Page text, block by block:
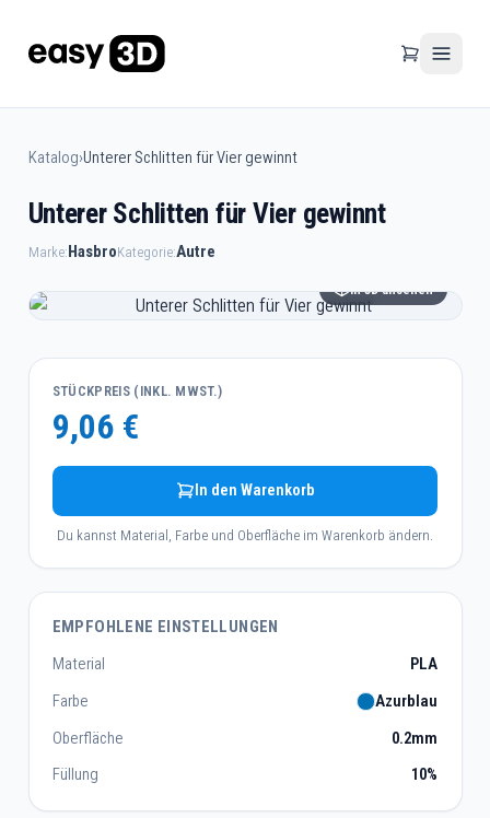
Katalog›Unterer Schlitten für Vier gewinnt
Unterer Schlitten für Vier gewinnt
Marke:HasbroKategorie:Autre
In 3D ansehen
STÜCKPREIS (INKL. MWST.)
9,06 €
In den Warenkorb
Du kannst Material, Farbe und Oberfläche im Warenkorb ändern.
EMPFOHLENE EINSTELLUNGEN
Material
PLA
Farbe
Azurblau
Oberfläche
0.2mm
Füllung
10%